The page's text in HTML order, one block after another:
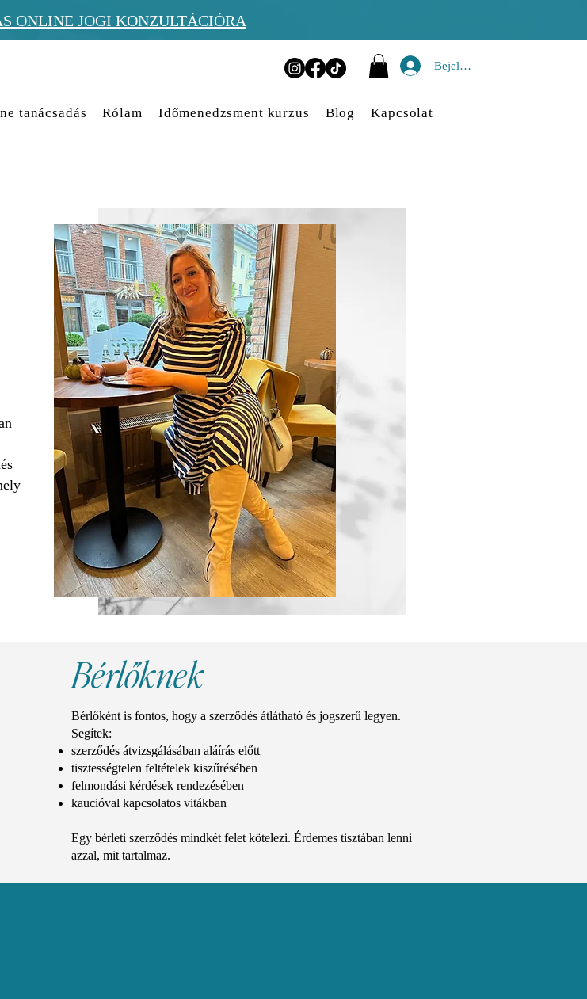
ONLINE JOGI KONZULTÁCIÓRA
Bejelentkezés
tanácsadás Rólam Időmenedzsment kurzus Blog Kapcsolat
Bérlőknek
Bérlőként is fontos, hogy a szerződés átlátható és jogszerű legyen.
Segítek:
szerződés átvizsgálásában aláírás előtt
tisztességtelen feltételek kiszűrésében
felmondási kérdések rendezésében
kaucióval kapcsolatos vitákban
Egy bérleti szerződés mindkét felet kötelezi. Érdemes tisztában lenni
azzal, mit tartalmaz.